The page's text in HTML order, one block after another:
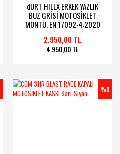
dURT HILLX ERKEK YAZLIK
BUZ GRİSİ MOTOSİKLET
MONTU. EN 17092-4:2020
2.950,00 TL
4.950,00 TL
%0